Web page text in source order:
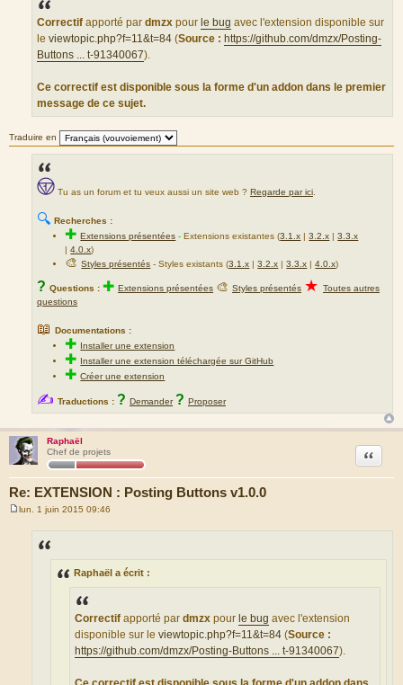
Correctif apporté par dmzx pour le bug avec l'extension disponible sur
le viewtopic.php?f=11&t=84 (Source : https://github.com/dmzx/Posting-
Buttons ... t-91340067).
Ce correctif est disponible sous la forme d'un addon dans le premier
message de ce sujet.
Traduire en
Tu as un forum et tu veux aussi un site web ? Regarde par ici
🔍 Recherches :
✚Extensions présentées -Extensions existantes (3.1.x |3.2.x |3.3.x
|4.0.x)
🎨Styles présentés - Styles existants (3.1.x |3.2.x |3.3.x |4.0.x)
? Questions : ✚ Extensions présentées 🎨 Styles présentés ★ Toutes autres
questions
📖 Documentations :
✚ Installer une extension
✚ Installer une extension téléchargée sur GitHub
✚Créer une extension
✍ Traductions : ? Demander ? Proposer
Raphaël
Chef de projets
Re: EXTENSION : Posting Buttons v1.0.0
Citation
lun. 1 juin 2015 09:46
Raphaël a écrit :
Correctif apporté par dmzx pour le bug avec l'extension
disponible sur le viewtopic.php?f=11&t=84 (Source :
https://github.com/dmzx/Posting-Buttons ... t-91340067).